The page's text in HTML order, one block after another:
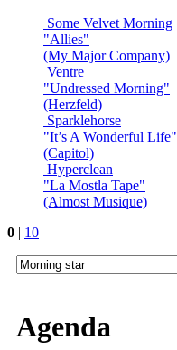
Some Velvet Morning
"Allies"
(My Major Company)
Ventre
"Undressed Morning"
(Herzfeld)
Sparklehorse
"It’s A Wonderful Life"
(Capitol)
Hyperclean
"La Mostla Tape"
(Almost Musique)
0 | 10
Agenda